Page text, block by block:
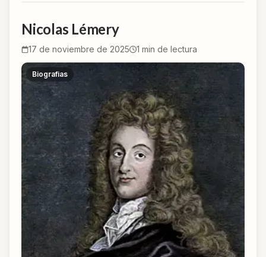
Nicolas Lémery
17 de noviembre de 2025 1 min de lectura
Biografias